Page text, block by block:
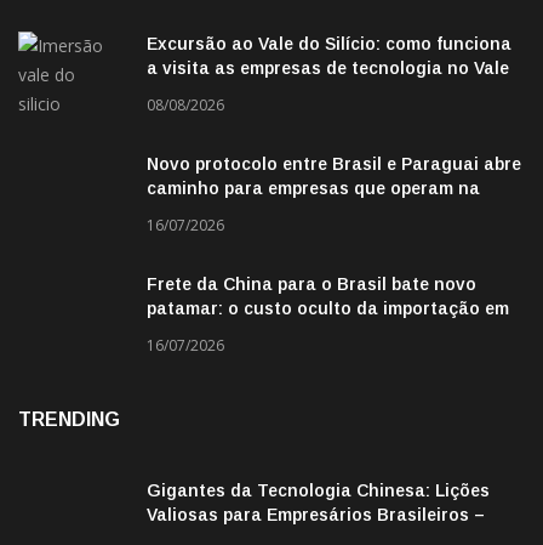
Excursão ao Vale do Silício: como funciona
a visita as empresas de tecnologia no Vale
08/08/2026
Novo protocolo entre Brasil e Paraguai abre
caminho para empresas que operam na
16/07/2026
Frete da China para o Brasil bate novo
patamar: o custo oculto da importação em
16/07/2026
TRENDING
Gigantes da Tecnologia Chinesa: Lições
Valiosas para Empresários Brasileiros –